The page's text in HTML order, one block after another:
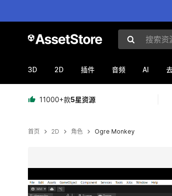
搜索资源
3D 2D 插件 音频 AI
11000+款5星资源
首页 2D 角色 Ogre Monkey